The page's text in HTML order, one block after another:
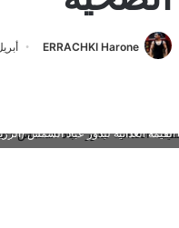
ERRACHKI Harone أبريل 26,
القيمة الغذائية لبذور عباد الشمس